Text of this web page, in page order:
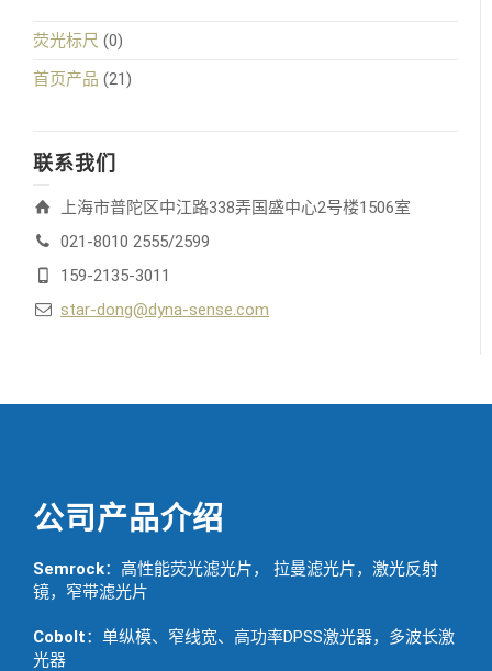
荧光标尺 (0)
首页产品 (21)
联系我们
上海市普陀区中江路338弄国盛中心2号楼1506室
021-8010 2555/2599
159-2135-3011
star-dong@dyna-sense.com
公司产品介绍
Semrock：高性能荧光滤光片， 拉曼滤光片，激光反射
镜，窄带滤光片
Cobolt：单纵模、窄线宽、高功率DPSS激光器，多波长激
光器